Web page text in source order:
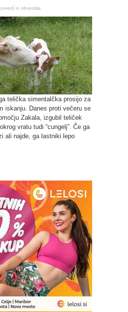
in obvestila
telička simentalčka prosijo za
iskanju. Danes proti večeru se
Zakala, izgubil teliček
vratu tudi “cungelj”. Če ga
ali najde, ga lastniki lepo